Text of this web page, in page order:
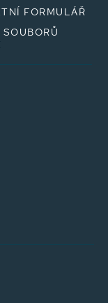
FORMULÁŘ
SOUBORŮ